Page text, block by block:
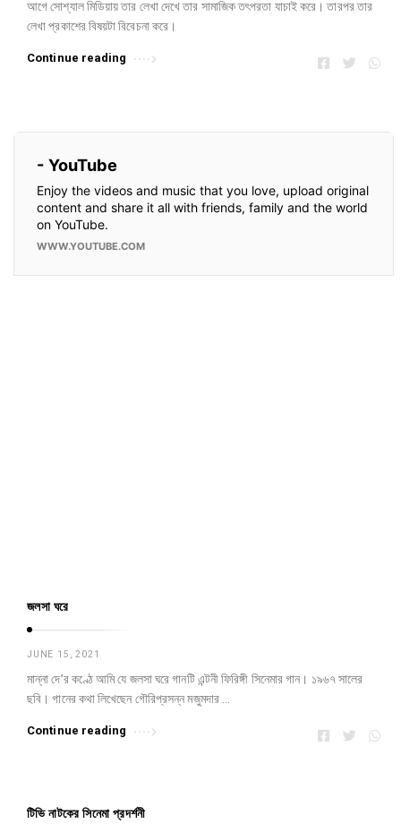
আগে সোশ্যাল মিডিয়ায় তার লেখা দেখে তার সামাজিক তৎপরতা যাচাই করে। তারপর তার
লেখা প্রকাশের বিষয়টা বিবেচনা করে।
Continue reading
জলসা ঘরে
JUNE 15, 2021
মান্না দে’র কণ্ঠে আমি যে জলসা ঘরে গানটি এন্টনী ফিরিঙ্গী সিনেমার গান। ১৯৬৭ সালের
ছবি। গানের কথা লিখেছেন গৌরিপ্রসন্ন মজুমদার …
Continue reading
টিভি নাটকের সিনেমা প্রদর্শনী